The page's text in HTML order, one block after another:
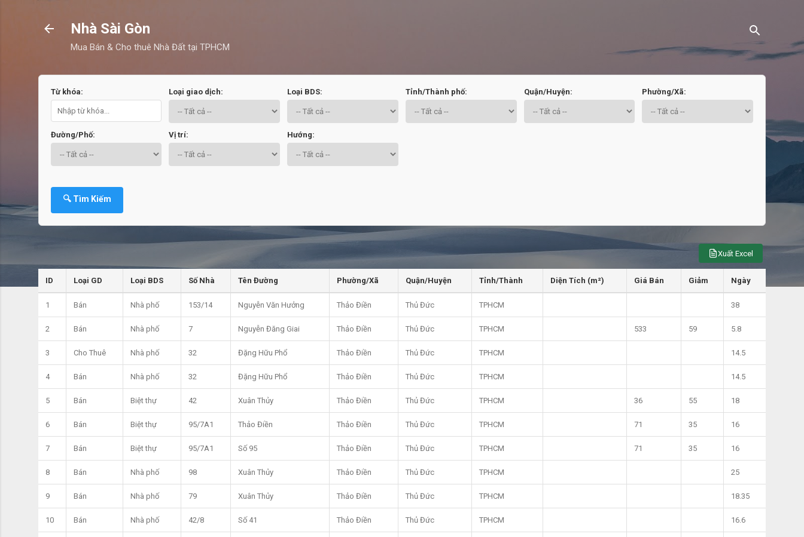
Nhà Sài Gòn
Mua Bán & Cho thuê Nhà Đất tại TPHCM
Từ khóa: Loại giao dịch: Loại BDS: Tỉnh/Thành phố: Quận/Huyện: Phường/Xã:
Đường/Phố: Vị trí: Hướng:
🔍 Tìm Kiếm
Xuất Excel
ID Loại GD Loại BDS Số Nhà Tên Đường Phường/Xã Quận/Huyện Tỉnh/Thành Diện Tích (m²) Giá Bán Giảm Ngày
1 Bán Nhà phố 153/14 Nguyễn Văn Hưởng Thảo Điền Thủ Đức TPHCM 38
2 Bán Nhà phố 7 Nguyễn Đăng Giai Thảo Điền Thủ Đức TPHCM 533 59 5.8
3 Cho Thuê Nhà phố 32 Đặng Hữu Phổ Thảo Điền Thủ Đức TPHCM 14.5
4 Bán Nhà phố 32 Đặng Hữu Phổ Thảo Điền Thủ Đức TPHCM 14.5
5 Bán Biệt thự 42 Xuân Thủy Thảo Điền Thủ Đức TPHCM 36 55 18
6 Bán Biệt thự 95/7A1 Thảo Điền Thảo Điền Thủ Đức TPHCM 71 35 16
7 Bán Biệt thự 95/7A1 Số 95 Thảo Điền Thủ Đức TPHCM 71 35 16
8 Bán Nhà phố 98 Xuân Thủy Thảo Điền Thủ Đức TPHCM 25
9 Bán Nhà phố 79 Xuân Thủy Thảo Điền Thủ Đức TPHCM 18.35
10 Bán Nhà phố 42/8 Số 41 Thảo Điền Thủ Đức TPHCM 16.6